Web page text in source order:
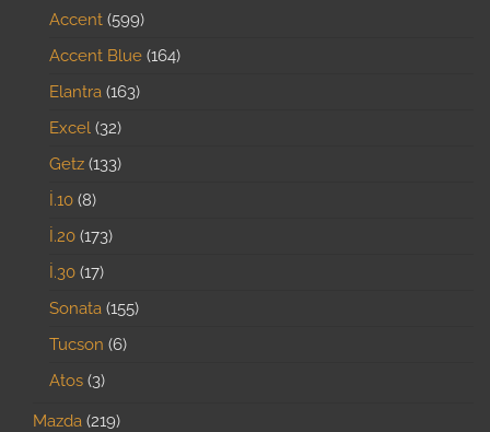
Accent 599
Accent Blue 164
Elantra 163
Excel 32
Getz 133
İ.10 8
İ.20 173
İ.30 17
Sonata 155
Tucson 6
Atos 3
Mazda 219